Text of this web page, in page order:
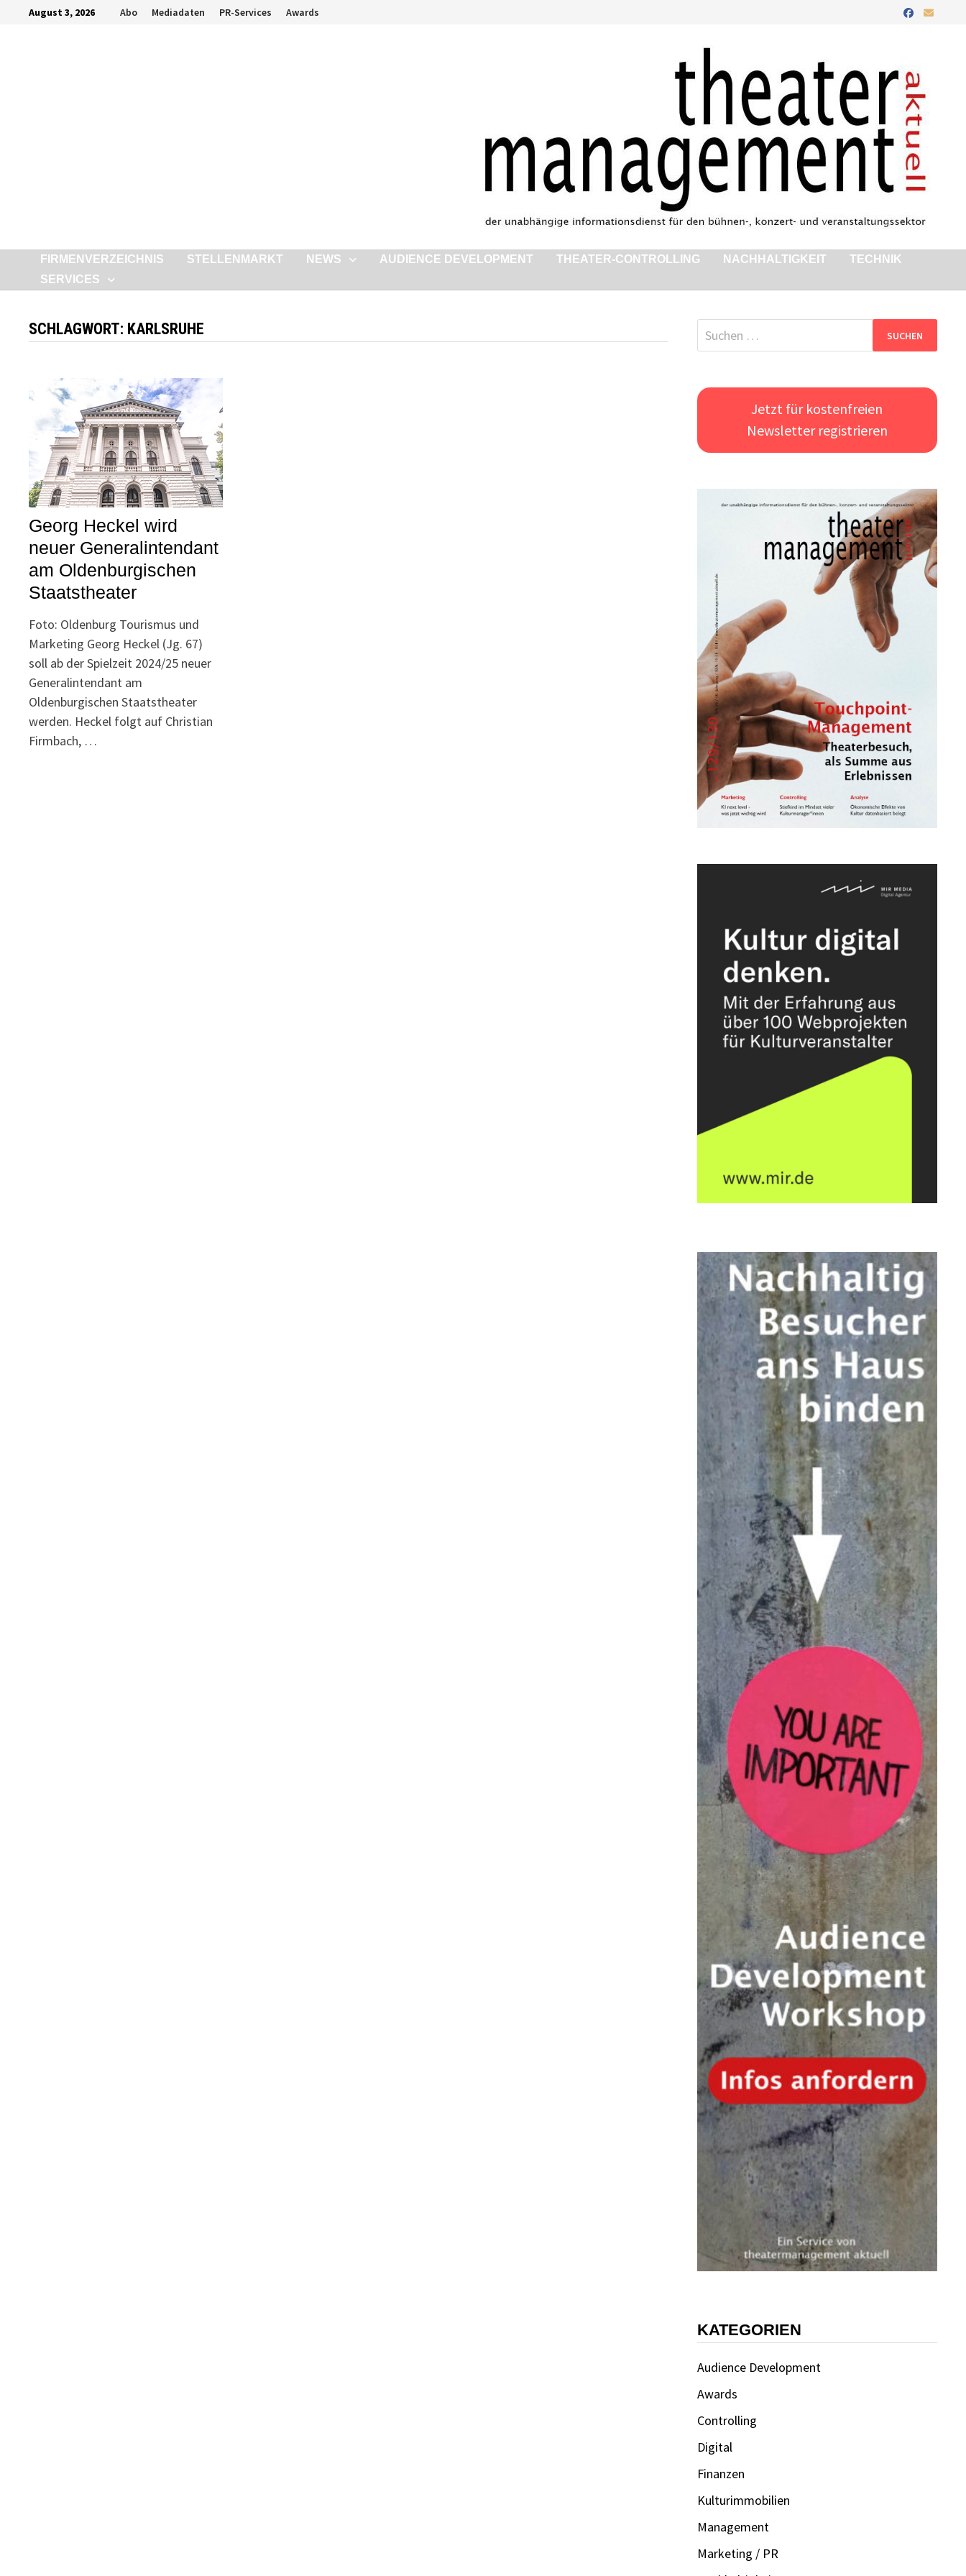
ZurückAugust 3, 2026 Abo Mediadaten PR-Services Awards
FIRMENVERZEICHNIS STELLENMARKT NEWS AUDIENCE DEVELOPMENT THEATER-CONTROLLING NACHHALTIGKEIT
TECHNIK
SERVICES
SCHLAGWORT: KARLSRUHE
Georg Heckel wird
neuer Generalintendant
am Oldenburgischen
Staatstheater
Foto: Oldenburg Tourismus und
Marketing Georg Heckel (Jg. 67)
soll ab der Spielzeit 2024/25 neuer
Generalintendant am
Oldenburgischen Staatstheater
werden. Heckel folgt auf Christian
Firmbach, …
Suchen
nach:
Jetzt für kostenfreien
Newsletter registrieren
KATEGORIEN
Audience Development
Awards
Controlling
Digital
Finanzen
Kulturimmobilien
Management
Marketing / PR